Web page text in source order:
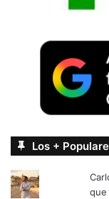
Los +
que